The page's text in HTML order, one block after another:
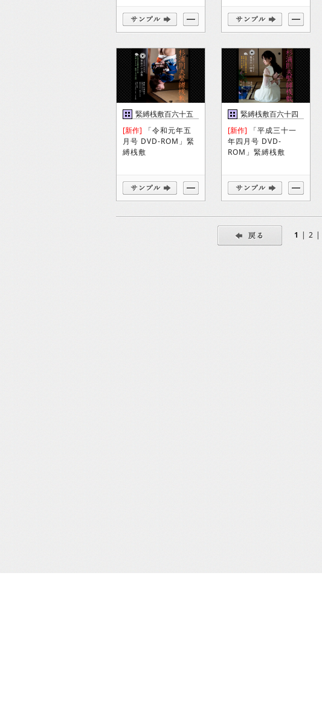
緊縛桟敷百六十五
巻
[新作] 「令和元年五
月号 DVD-ROM」緊
縛桟敷
緊縛桟敷百六十四
巻
[新作] 「平成三十一
年四月号 DVD-
ROM」緊縛桟敷
1 | 2 |